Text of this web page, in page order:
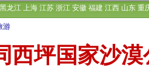
黑龙江 上海 江苏 浙江 安徽 福建 江西 山东 重
游
西坪国家沙漠